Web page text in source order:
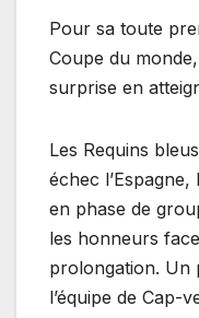
Pour sa toute
Coupe du
surprise en
Les Requins
échec l’Espagne,
en phase de
les honneurs
prolongation. Un
l’équipe de Cap-